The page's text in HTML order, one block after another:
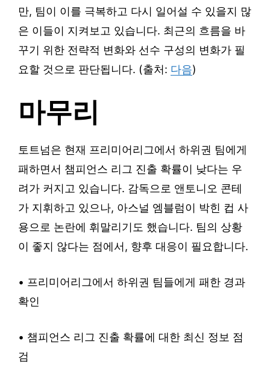
만, 팀이 이를 극복하고 다시 일어설 수 있을지 많
은 이들이 지켜보고 있습니다. 최근의 흐름을 바
꾸기 위한 전략적 변화와 선수 구성의 변화가 필
요할 것으로 판단됩니다. (출처: 다음)
마무리
토트넘은 현재 프리미어리그에서 하위권 팀에게
패하면서 챔피언스 리그 진출 확률이 낮다는 우
려가 커지고 있습니다. 감독으로 앤토니오 콘테
가 지휘하고 있으나, 아스널 엠블럼이 박힌 컵 사
용으로 논란에 휘말리기도 했습니다. 팀의 상황
이 좋지 않다는 점에서, 향후 대응이 필요합니다.
• 프리미어리그에서 하위권 팀들에게 패한 경과
확인
• 챔피언스 리그 진출 확률에 대한 최신 정보 점
검